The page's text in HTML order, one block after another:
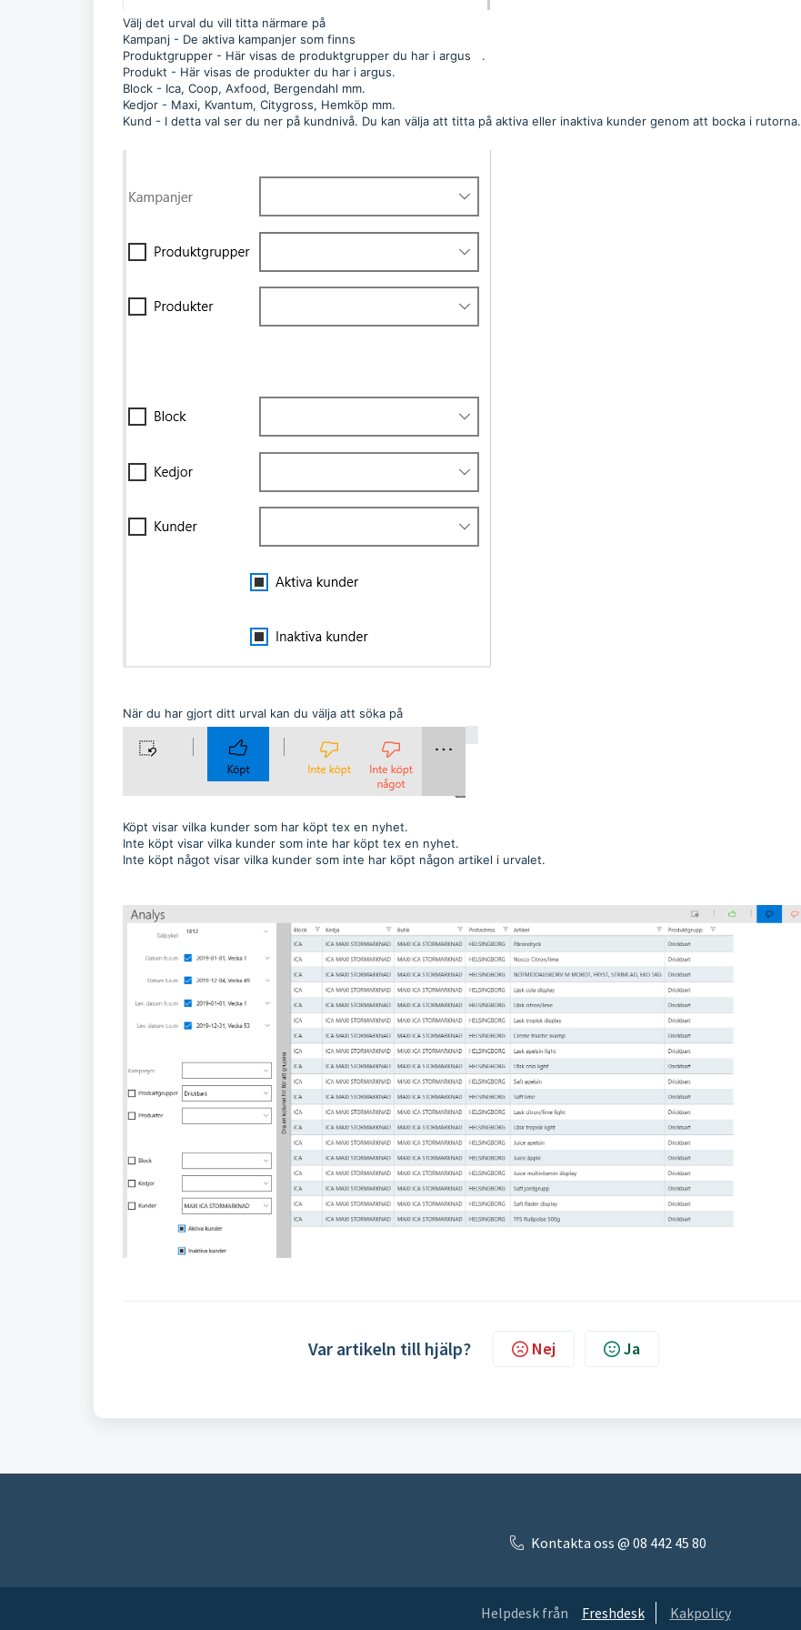
Välj det urval du vill titta närmare på
Kampanj - De aktiva kampanjer som finns
Produktgrupper - Här visas de produktgrupper du har i argus .
Produkt - Här visas de produkter du har i argus.
Block - Ica, Coop, Axfood, Bergendahl mm.
Kedjor - Maxi, Kvantum, Citygross, Hemköp mm.
Kund - I detta val ser du ner på kundnivå. Du kan välja att titta på aktiva eller inaktiva kunder genom att bocka i rutorna.
När du har gjort ditt urval kan du välja att söka på
Köpt visar vilka kunder som har köpt tex en nyhet.
Inte köpt visar vilka kunder som inte har köpt tex en nyhet.
Inte köpt något visar vilka kunder som inte har köpt någon artikel i urvalet.
Var artikeln till hjälp? Nej Ja
Kontakta oss @ 08 442 45 80
Helpdesk från Freshdesk Kakpolicy